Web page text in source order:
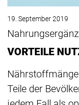
19. September 2019
VORTEILE
Teile der